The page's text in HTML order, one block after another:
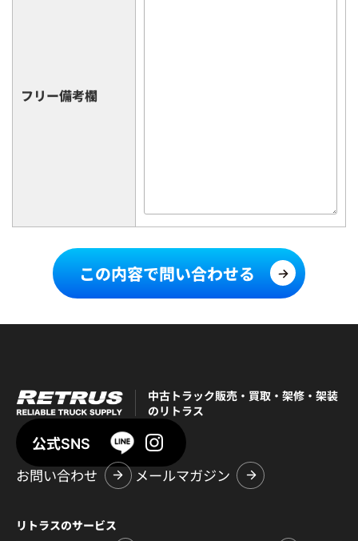
フリー備考欄
この内容で問い合わせる
中古トラック販売・買取・架修・架装
のリトラス
公式SNS
お問い合わせ
メールマガジン
リトラスのサービス